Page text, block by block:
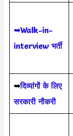
➥Walk-in-
interview भर्ती
➥दिव्यांगों के लिए
सरकारी नौकरी